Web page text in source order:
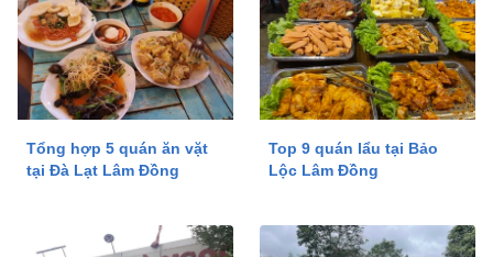
Tổng hợp 5 quán ăn vặt
tại Đà Lạt Lâm Đồng
Top 9 quán lẩu tại Bảo
Lộc Lâm Đồng